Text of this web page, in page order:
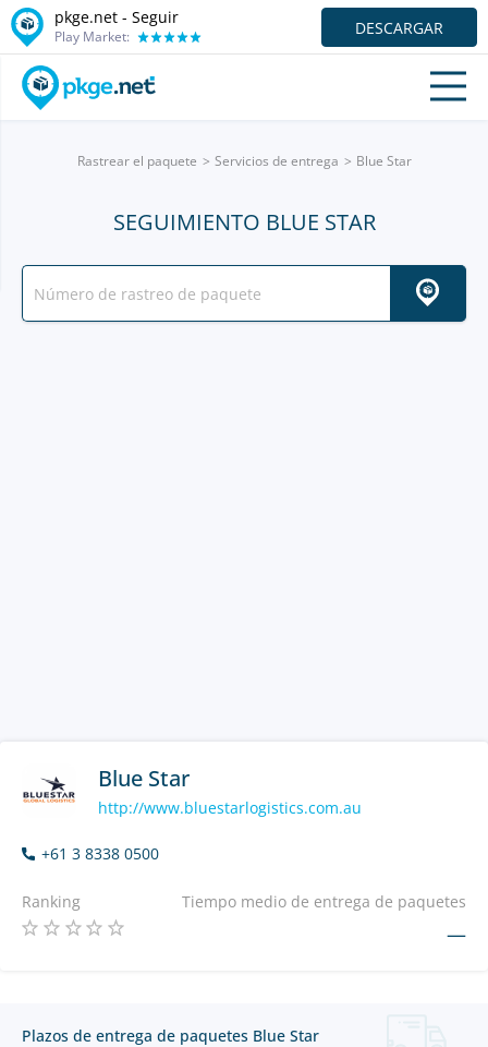
pkge.net - Seguir
Play Market: DESCARGAR
Rastrear el paquete Servicios de entrega Blue Star
SEGUIMIENTO BLUE STAR
Blue Star
http://www.bluestarlogistics.com.au
+61 3 8338 0500
Ranking Tiempo medio de entrega de paquetes
—
Plazos de entrega de paquetes Blue Star